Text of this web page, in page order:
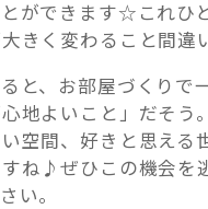
ができます☆これひと
きく変わること間違
と、お部屋づくりで
地よいこと」だそう
空間、好きと思える
ね♪ぜひこの機会を
い。